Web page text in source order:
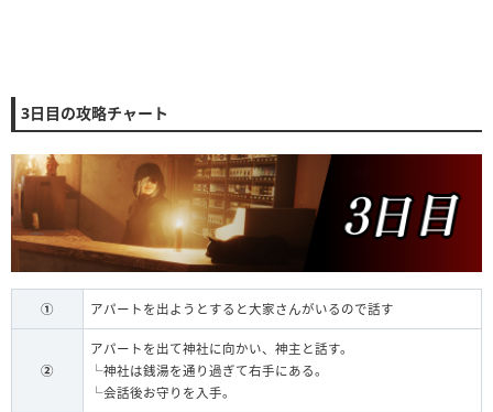
3日目の攻略チャート
① アパートを出ようとすると大家さんがいるので話す
②
アパートを出て神社に向かい、神主と話す。
└神社は銭湯を通り過ぎて右手にある。
└会話後お守りを入手。